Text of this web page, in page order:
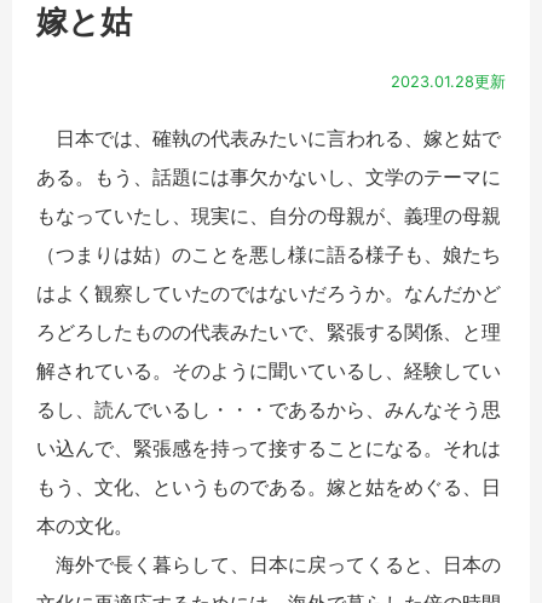
嫁と姑
2023.01.28更新
日本では、確執の代表みたいに言われる、嫁と姑で
ある。もう、話題には事欠かないし、文学のテーマに
もなっていたし、現実に、自分の母親が、義理の母親
（つまりは姑）のことを悪し様に語る様子も、娘たち
はよく観察していたのではないだろうか。なんだかど
ろどろしたものの代表みたいで、緊張する関係、と理
解されている。そのように聞いているし、経験してい
るし、読んでいるし・・・であるから、みんなそう思
い込んで、緊張感を持って接することになる。それは
もう、文化、というものである。嫁と姑をめぐる、日
本の文化。
海外で長く暮らして、日本に戻ってくると、日本の